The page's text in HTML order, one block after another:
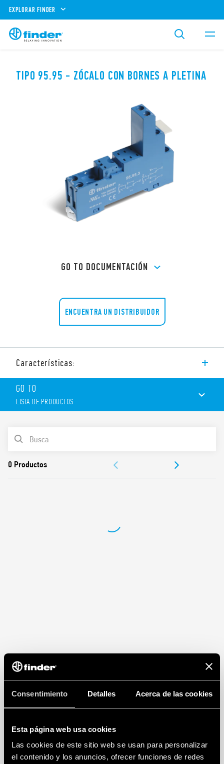
Consentimiento Detalles Acerca de las cookies
Esta página web usa cookies
Las cookies de este sitio web se usan para personalizar
el contenido y los anuncios, ofrecer funciones de redes
EXPLORAR FINDER
TIPO 95.95 - ZÓCALO CON BORNES A PLETINA
GO TO DOCUMENTACIÓN
ENCUENTRA UN DISTRIBUIDOR
Características:
Zócalo con bornes a pletina, montaje en panel o carril e 35 mm
(EN 60715).
Para los relés de la Serie 56, Tipo 56.32
GO TO
LISTA DE PRODUCTOS
LISTA DE PRODUCTOS
APROBACIONES